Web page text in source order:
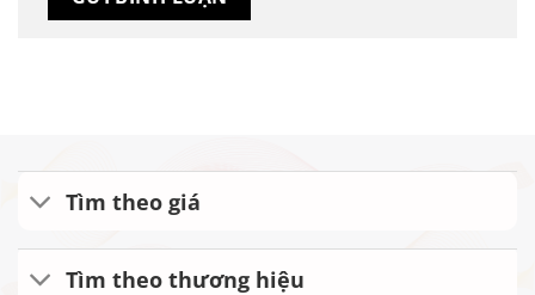
Tìm theo giá
Tìm theo thương hiệu